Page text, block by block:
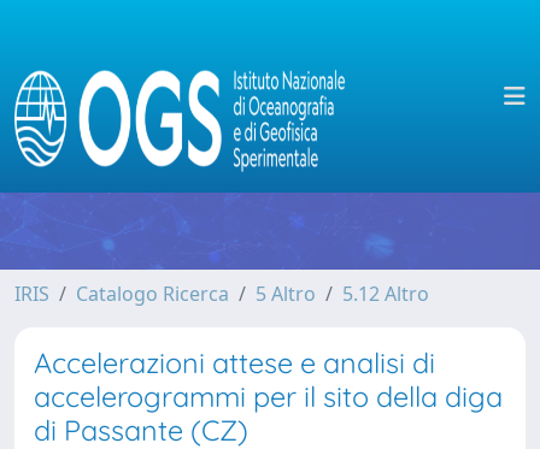
IRIS Catalogo Ricerca 5 Altro 5.12 Altro
Accelerazioni attese e analisi di
accelerogrammi per il sito della diga
di Passante (CZ)